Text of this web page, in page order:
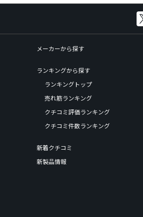
メーカーから探す
ランキングから探す
ランキングトップ
売れ筋ランキング
クチコミ評価ランキング
クチコミ件数ランキング
新着クチコミ
新製品情報